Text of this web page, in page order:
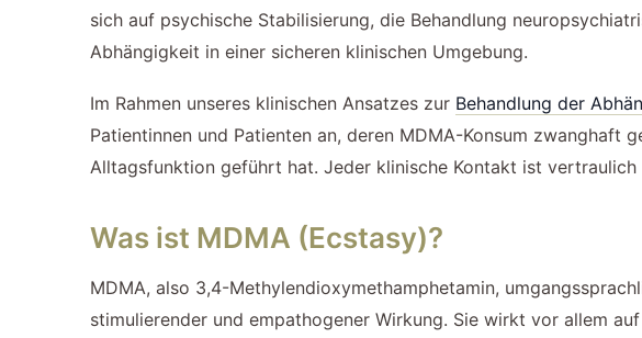
sich auf psychische Stabilisierung, die Behandlung
Abhängigkeit in einer sicheren klinischen Umgebung.
Im Rahmen unseres klinischen Ansatzes zur Behandlung der
Patientinnen und Patienten an, deren MDMA-Konsum
Alltagsfunktion geführt hat. Jeder klinische Kontakt ist vertraulich
Was ist MDMA (Ecstasy)?
MDMA, also 3,4-Methylendioxymethamphetamin,
stimulierender und empathogener Wirkung. Sie wirkt vor allem